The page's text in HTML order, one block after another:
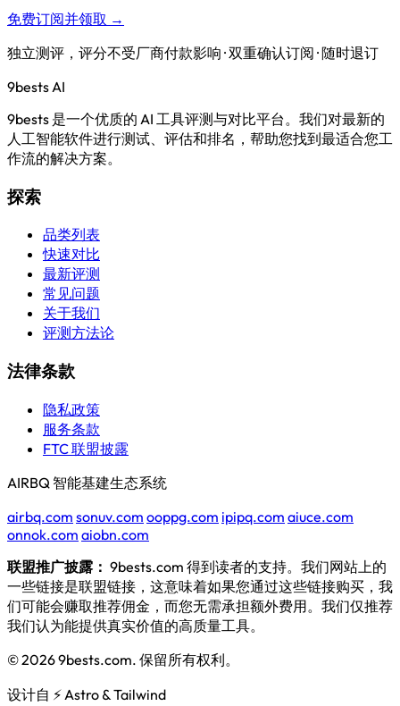
免费订阅并领取 →
独立测评，评分不受厂商付款影响 · 双重确认订阅 · 随时退订
9bests AI
9bests 是一个优质的 AI 工具评测与对比平台。我们对最新的
人工智能软件进行测试、评估和排名，帮助您找到最适合您工
作流的解决方案。
探索
品类列表
快速对比
最新评测
常见问题
关于我们
评测方法论
法律条款
隐私政策
服务条款
FTC 联盟披露
AIRBQ 智能基建生态系统
airbq.com sonuv.com ooppg.com ipipq.com aiuce.com
onnok.com aiobn.com
联盟推广披露： 9bests.com 得到读者的支持。我们网站上的
一些链接是联盟链接，这意味着如果您通过这些链接购买，我
们可能会赚取推荐佣金，而您无需承担额外费用。我们仅推荐
我们认为能提供真实价值的高质量工具。
© 2026 9bests.com. 保留所有权利。
设计自 ⚡ Astro & Tailwind